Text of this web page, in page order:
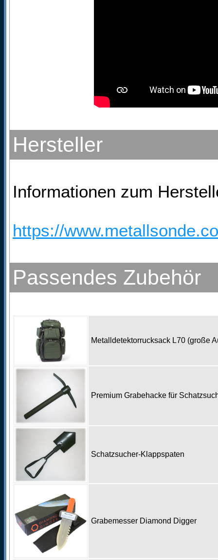
Hersteller
Informationen zum
https://
Passendes Zubehör
Metalldetektorrucksack L70 (große
Premium Grabehacke für
Schatzsucher-Klappspaten
Grabemesser Diamond Digger